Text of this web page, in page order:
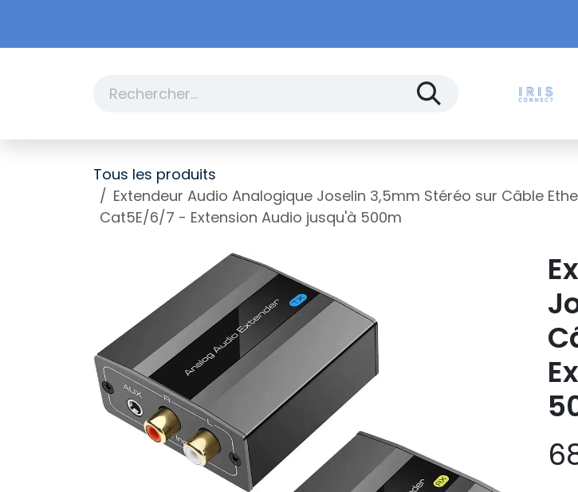
Tous les produits
Extendeur Audio Analogique Joselin 3,5mm Stéréo sur Câble
Cat5E/6/7 - Extension Audio jusqu'à 500m